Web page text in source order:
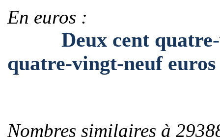
En euros :
Deux cent quatre-
quatre-vingt-neuf euros
Nombres similaires à